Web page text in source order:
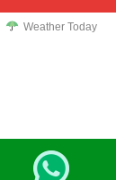
Weather Today